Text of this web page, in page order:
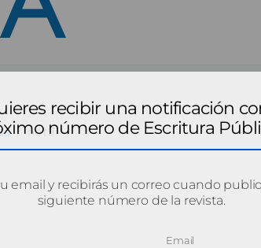
not9
recibir una notificación
número de Escritura
email y recibirás un correo cuando
siguiente número de la revista.